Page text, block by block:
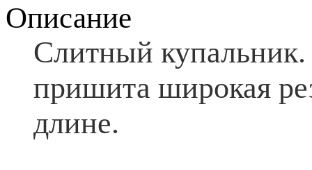
Описание
Слитный
пришита широкая
длине.